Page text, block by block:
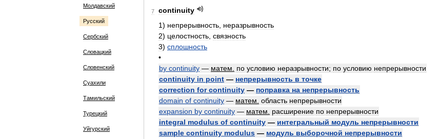
Молдавский
Русский
Сербский
Словацкий
Словенский
Суахили
Тамильский
Турецкий
Уйгурский
7
continuity
1) непрерывность неразрывность
2) целостность связность
3) сплошность
•
by continuity — матем по условию неразрывности; по условию непрерывности
continuity in point — непрерывность в точке
correction for continuity — поправка на непрерывность
domain of continuity — матем область непрерывности
expansion by continuity — матем расширение по непрерывности
integral modulus of continuity — интегральный модуль непрерывности
sample continuity modulus — модуль выборочной непрерывности